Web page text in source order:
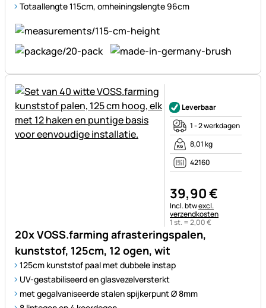
Totaallengte 115cm, omheiningslengte 96cm
20x VOSS.farming afrasteringspalen,
kunststof, 125cm, 12 ogen, wit
125cm kunststof paal met dubbele instap
UV-gestabiliseerd en glasvezelversterkt
met gegalvaniseerde stalen spijkerpunt Ø 8mm
Leverbaar
1 - 2 werkdagen
8,01 kg
42160
39,90€
Belastinginformatie:
Incl. btwexcl.
verzendkosten
1 st. =2,00€